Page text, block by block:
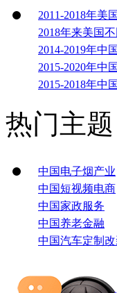
2011-2018年美
2018年来美国
2014-2019年中
2015-2020年中
2015-2018年中
热门主题
中国电子烟产业
中国短视频电商
中国家政服务
中国养老金融
中国汽车定制改